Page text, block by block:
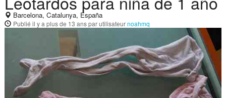
Barcelona, Catalunya, España
Publié il y a plus de 13 anspar utilisateurnoahmq